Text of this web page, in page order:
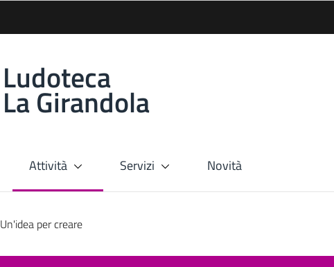
Ludoteca
La Girandola
Attività Servizi Novità
Un'idea per creare